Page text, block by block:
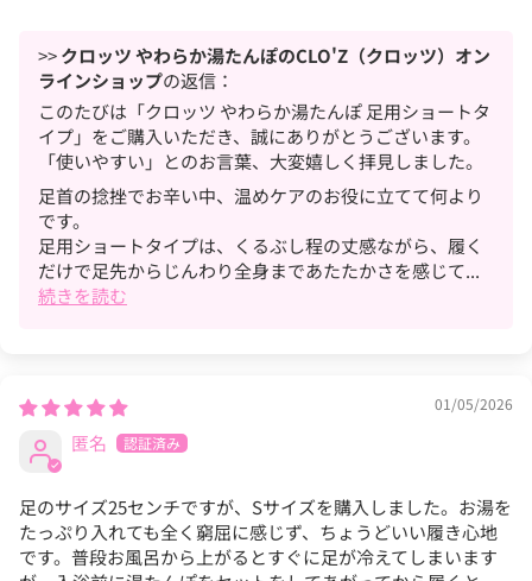
>>クロッツ やわらか湯たんぽのCLO'Z（クロッツ）オン
ラインショップの返信：
このたびは「クロッツ やわらか湯たんぽ 足用ショートタ
イプ」をご購入いただき、誠にありがとうございます。
「使いやすい」とのお言葉、大変嬉しく拝見しました。
足首の捻挫でお辛い中、温めケアのお役に立てて何より
です。
足用ショートタイプは、くるぶし程の丈感ながら、履く
だけで足先からじんわり全身まであたたかさを感じて...
続きを読む
01/05/2026
匿名
足のサイズ25センチですが、Sサイズを購入しました。お湯を
たっぷり入れても全く窮屈に感じず、ちょうどいい履き心地
です。普段お風呂から上がるとすぐに足が冷えてしまいます